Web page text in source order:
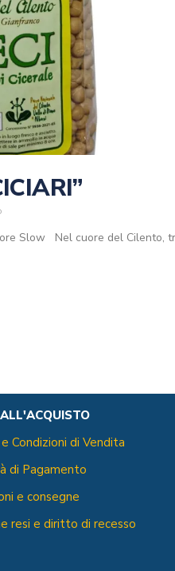
Slow Nel cuore del Cilento,
Condizioni di Vendita
di Pagamento
e consegne
resi e diritto di recesso